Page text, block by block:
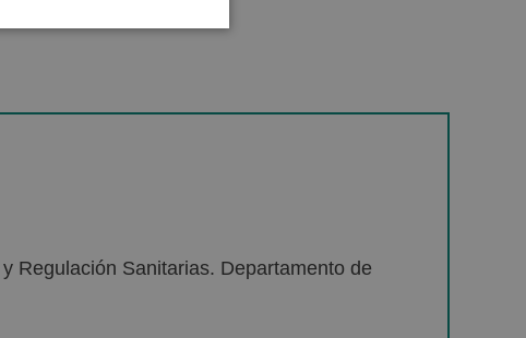
Regulación Sanitarias. Departamento de